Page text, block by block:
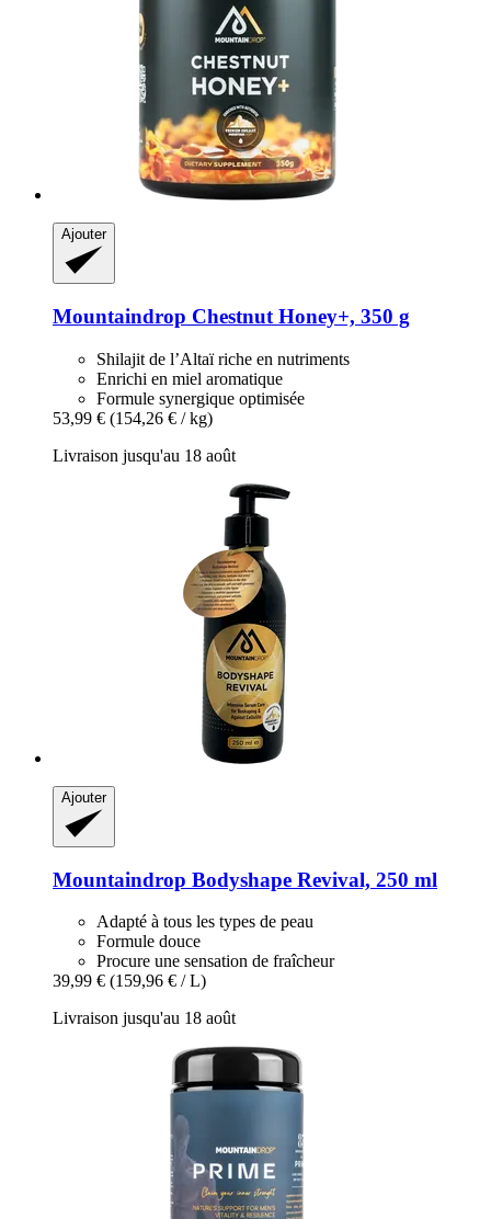
Ajouter
Mountaindrop Chestnut Honey+, 350 g
Shilajit de l’Altaï riche en nutriments
Enrichi en miel aromatique
Formule synergique optimisée
53,99 € (154,26 € / kg)
Livraison jusqu'au 18 août
Ajouter
Mountaindrop Bodyshape Revival, 250 ml
Adapté à tous les types de peau
Formule douce
Procure une sensation de fraîcheur
39,99 € (159,96 € / L)
Livraison jusqu'au 18 août